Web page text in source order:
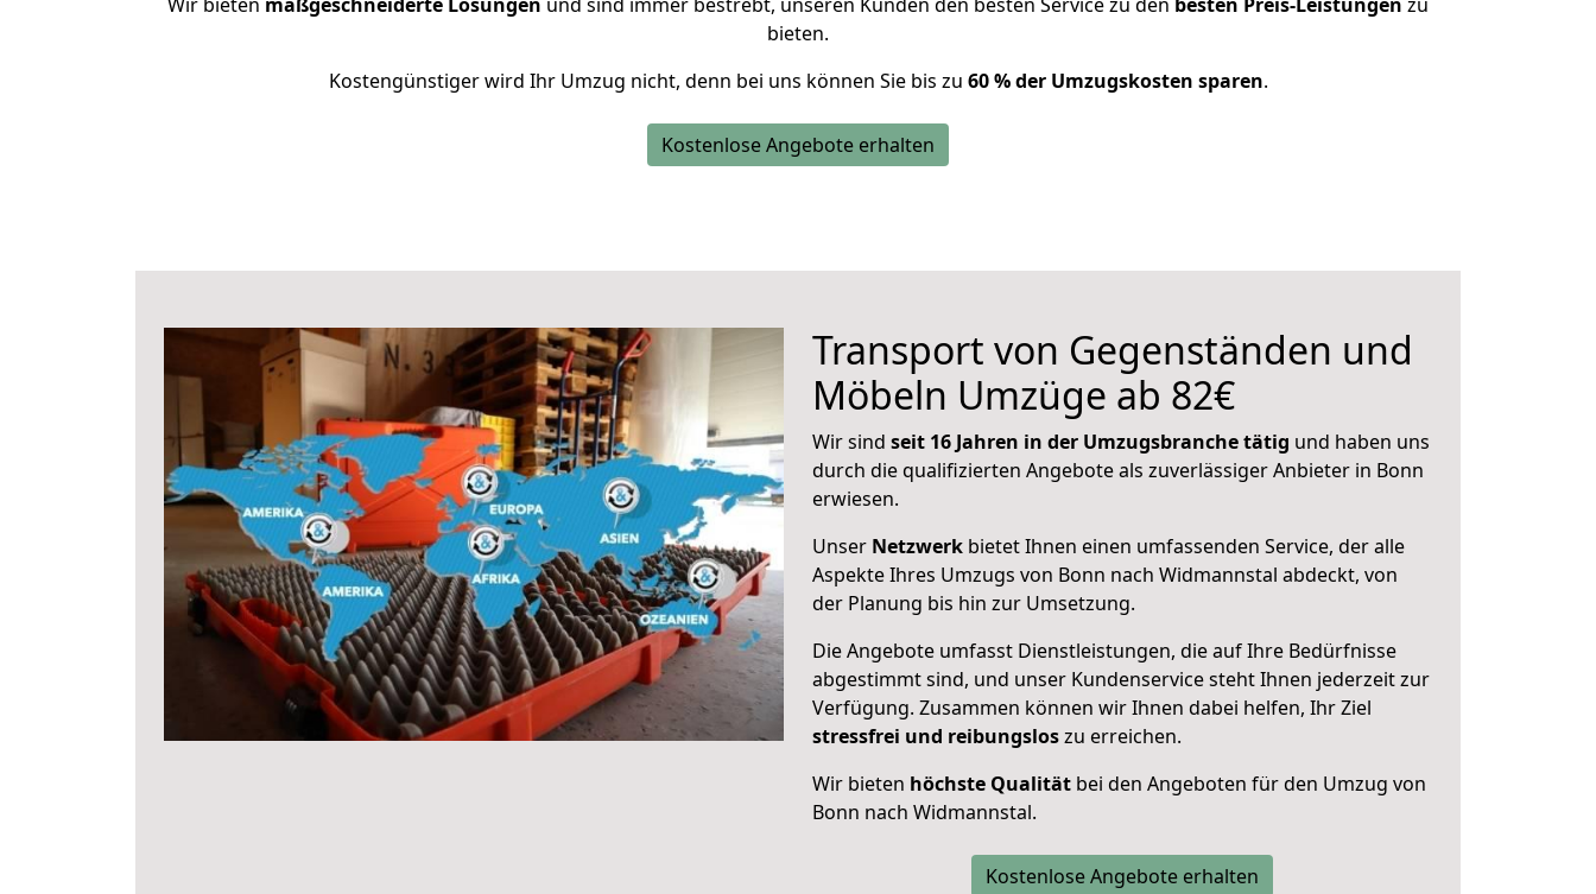
bieten.
Kostengünstiger wird Ihr Umzug nicht, denn bei uns können Sie bis zu 60 % der Umzugskosten sparen.
Kostenlose Angebote erhalten
Transport von Gegenständen und
Möbeln Umzüge ab 82€
Wir sind seit 16 Jahren in der Umzugsbranche tätig und haben uns
durch die qualifizierten Angebote als zuverlässiger Anbieter in Bonn
erwiesen.
Unser Netzwerk bietet Ihnen einen umfassenden Service, der alle
Aspekte Ihres Umzugs von Bonn nach Widmannstal abdeckt, von
der Planung bis hin zur Umsetzung.
Die Angebote umfasst Dienstleistungen, die auf Ihre Bedürfnisse
abgestimmt sind, und unser Kundenservice steht Ihnen jederzeit zur
Verfügung. Zusammen können wir Ihnen dabei helfen, Ihr Ziel
stressfrei und reibungsloszu erreichen.
Wir bieten höchste Qualität bei den Angeboten für den Umzug von
Bonn nach Widmannstal.
Kostenlose Angebote erhalten